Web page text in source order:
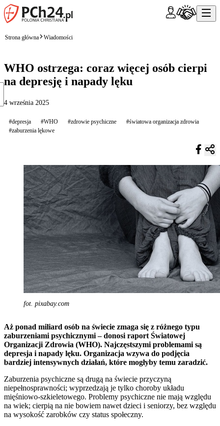
Strona główna Wiadomości
WHO ostrzega: coraz więcej osób cierpi
na depresję i napady lęku
4 września 2025
#depresja #WHO #zdrowie psychiczne
#światowa organizacja zdrowia
#zaburzenia lękowe
fot. pixabay.com
Aż ponad miliard osób na świecie zmaga się z różnego typu
zaburzeniami psychicznymi – donosi raport Światowej
Organizacji Zdrowia (WHO). Najczęstszymi problemami są
depresja i napady lęku. Organizacja wzywa do podjęcia
bardziej intensywnych działań, które mogłyby temu zaradzić.
Zaburzenia psychiczne są drugą na świecie przyczyną
niepełnosprawności; wyprzedzają je tylko choroby układu
mięśniowo-szkieletowego. Problemy psychiczne nie mają względu
na wiek; cierpią na nie bowiem nawet dzieci i seniorzy, bez względu
na wysokość zarobków czy status społeczny.